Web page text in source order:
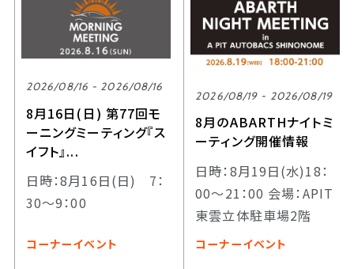
2026/08/16 - 2026/08/16
8月16日(日) 第77回モ
ーニングミーティング『ス
イフト』...
日時：8月16日(日) 7：
30～9：00
コーナーイベント
2026/08/19 - 2026/08/19
8月のABARTHナイトミ
ーティング開催情報
日時：8月19日(水)18：
00～21：00 会場：APIT
東雲立体駐車場2階
コーナーイベント